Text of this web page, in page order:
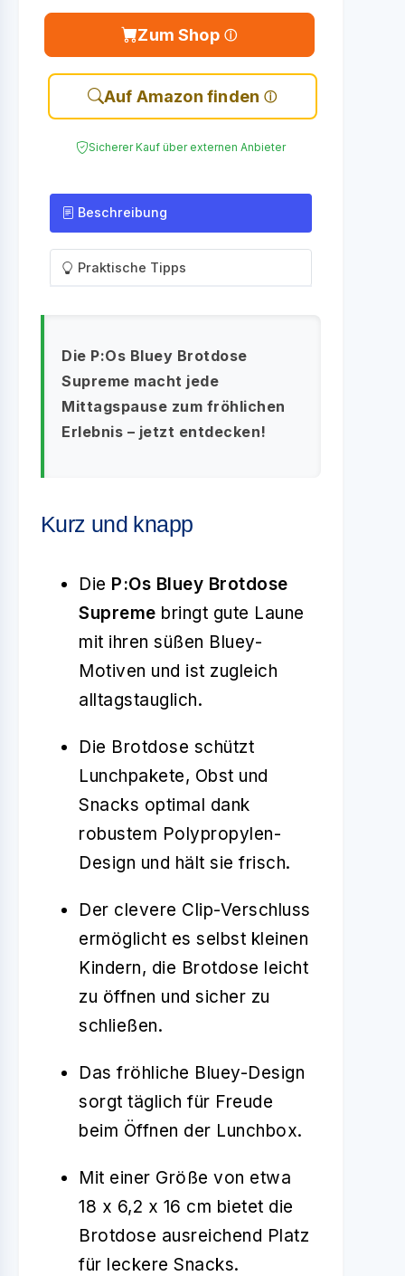
Zum Shop
Auf Amazon finden
Sicherer Kauf über externen Anbieter
Beschreibung
Praktische Tipps
Die P:Os Bluey Brotdose
Supreme macht jede
Mittagspause zum fröhlichen
Erlebnis – jetzt entdecken!
Kurz und knapp
Die P:Os Bluey Brotdose
Supreme bringt gute Laune
mit ihren süßen Bluey-
Motiven und ist zugleich
alltagstauglich.
Die Brotdose schützt
Lunchpakete, Obst und
Snacks optimal dank
robustem Polypropylen-
Design und hält sie frisch.
Der clevere Clip-Verschluss
ermöglicht es selbst kleinen
Kindern, die Brotdose leicht
zu öffnen und sicher zu
schließen.
Das fröhliche Bluey-Design
sorgt täglich für Freude
beim Öffnen der Lunchbox.
Mit einer Größe von etwa
18 x 6,2 x 16 cm bietet die
Brotdose ausreichend Platz
für leckere Snacks.